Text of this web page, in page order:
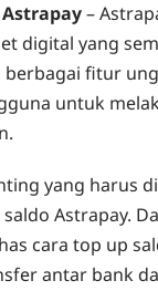
–
digital yang
berbagai fitur
untuk
yang harus
Astrapay.
cara top up
antar bank